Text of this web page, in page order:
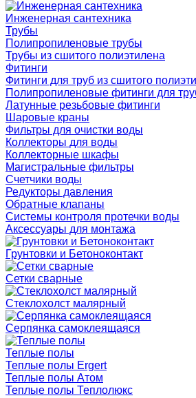
Инженерная сантехника
Трубы
Полипропиленовые трубы
Трубы из сшитого полиэтилена
Фитинги
Фитинги для труб из сшитого
Полипропиленовые фитинги для
Латунные резьбовые фитинги
Шаровые краны
Фильтры для очистки воды
Коллекторы для воды
Коллекторные шкафы
Магистральные фильтры
Счетчики воды
Редукторы давления
Обратные клапаны
Системы контроля протечки воды
Аксессуары для монтажа
Грунтовки и Бетоноконтакт
Сетки сварные
Cтеклохолст малярный
Серпянка самоклеящаяся
Теплые полы
Теплые полы Ergert
Теплые полы Атом
Теплые полы Теплолюкс